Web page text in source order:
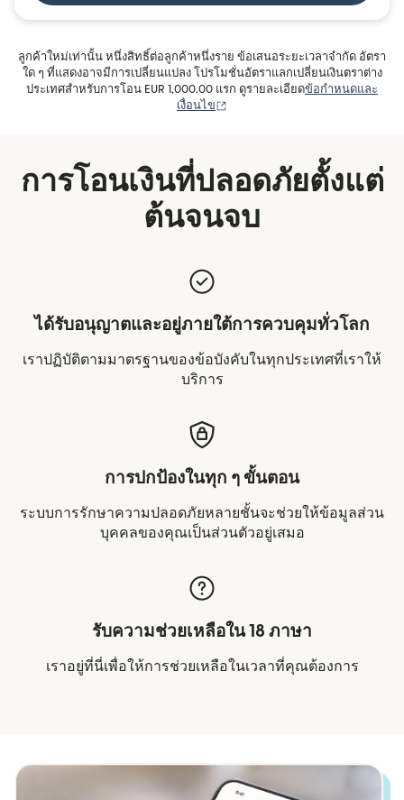
ลูกค้าใหม่เท่านั้น หนึ่งสิทธิ์ต่อลูกค้าหนึ่งราย ข้อเสนอระยะเวลาจำกัด อัตรา
ใด ๆ ที่แสดงอาจมีการเปลี่ยนแปลง โปรโมชั่นอัตราแลกเปลี่ยนเงินตราต่าง
ประเทศสำหรับการโอน EUR 1,000.00 แรก ดูรายละเอียดข้อกำหนดและ
เงื่อนไข
การโอนเงินที่ปลอดภัยตั้งแต่
ต้นจนจบ
ได้รับอนุญาตและอยู่ภายใต้การควบคุมทั่วโลก
เราปฏิบัติตามมาตรฐานของข้อบังคับในทุกประเทศที่เราให้
บริการ
การปกป้องในทุก ๆ ขั้นตอน
ระบบการรักษาความปลอดภัยหลายชั้นจะช่วยให้ข้อมูลส่วน
บุคคลของคุณเป็นส่วนตัวอยู่เสมอ
รับความช่วยเหลือใน 18 ภาษา
เราอยู่ที่นี่เพื่อให้การช่วยเหลือในเวลาที่คุณต้องการ